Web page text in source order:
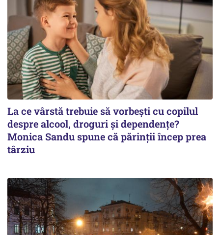
La ce vârstă trebuie să vorbești cu copilul
despre alcool, droguri și dependențe?
Monica Sandu spune că părinții încep prea
târziu